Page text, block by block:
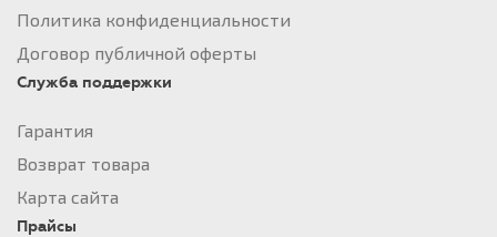
Политика конфиденциальности
Договор публичной оферты
Служба поддержки
Гарантия
Возврат товара
Карта сайта
Прайсы